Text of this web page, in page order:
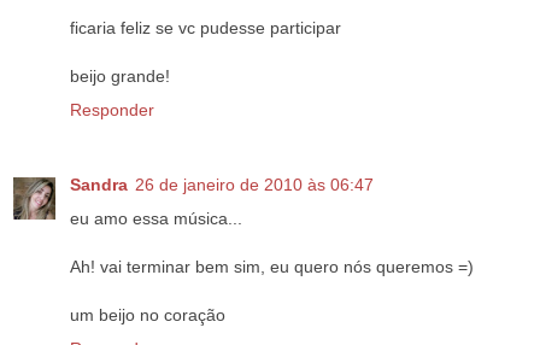
ficaria feliz se vc pudesse participar
beijo grande!
Responder
Sandra 26 de janeiro de 2010 às 06:47
eu amo essa música...
Ah! vai terminar bem sim, eu quero nós queremos =)
um beijo no coração